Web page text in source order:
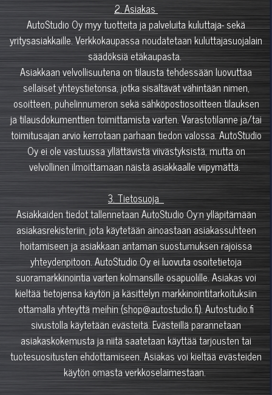
2. Asiakas
AutoStudio Oy myy tuotteita ja palveluita kuluttaja- sekä
yritysasiakkaille. Verkkokaupassa noudatetaan kuluttajasuojalain
säädöksiä etäkaupasta.
Asiakkaan velvollisuutena on tilausta tehdessään luovuttaa
sellaiset yhteystietonsa, jotka sisältävät vähintään nimen,
osoitteen, puhelinnumeron sekä sähköpostiosoitteen tilauksen
ja tilausdokumenttien toimittamista varten. Varastotilanne ja/tai
toimitusajan arvio kerrotaan parhaan tiedon valossa. AutoStudio
Oy ei ole vastuussa yllättävistä viivästyksistä, mutta on
velvollinen ilmoittamaan näistä asiakkaalle viipymättä.
3. Tietosuoja
Asiakkaiden tiedot tallennetaan AutoStudio Oy:n ylläpitämään
asiakasrekisteriin, jota käytetään ainoastaan asiakassuhteen
hoitamiseen ja asiakkaan antaman suostumuksen rajoissa
yhteydenpitoon. AutoStudio Oy ei luovuta osoitetietoja
suoramarkkinointia varten kolmansille osapuolille. Asiakas voi
kieltää tietojensa käytön ja käsittelyn markkinointitarkoituksiin
ottamalla yhteyttä meihin (shop@autostudio.fi). Autostudio.fi
sivustolla käytetään evästeitä. Evästeillä parannetaan
asiakaskokemusta ja niitä saatetaan käyttää tarjousten tai
tuotesuositusten ehdottamiseen. Asiakas voi kieltää evästeiden
käytön omasta verkkoselaimestaan.